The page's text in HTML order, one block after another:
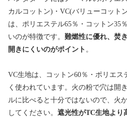
カルコットン)・VC(バリューコット
は、ポリエステル65％・コットン35
いのが特徴です。 難燃性に優れ、焚
開きにくいのがポイント 。
VC生地は、コットン60％・ポリエス
く使われています。火の粉で穴は開
ルに比べると十分ではないので、火
してください。 遮光性がTC生地より